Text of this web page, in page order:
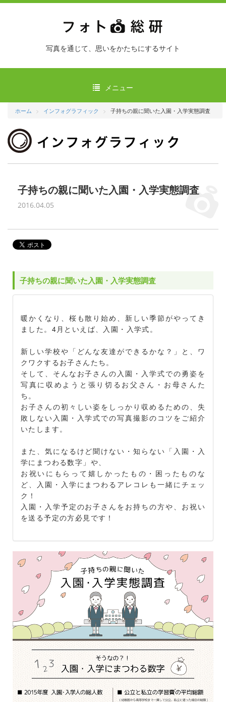
写真を通じて、思いをかたちにするサイト
メニュー
ホーム インフォグラフィック 子持ちの親に聞いた入園・入学実態調査
子持ちの親に聞いた入園・入学実態調査
2016.04.05
子持ちの親に聞いた入園・入学実態調査
暖かくなり、桜も散り始め、新しい季節がやってき
ました。4月といえば、入園・入学式。
新しい学校や「どんな友達ができるかな？」と、ワ
クワクするお子さんたち。
そして、そんなお子さんの入園・入学式での勇姿を
写真に収めようと張り切るお父さん・お母さんた
ち。
お子さんの初々しい姿をしっかり収めるための、失
敗しない入園・入学式での写真撮影のコツをご紹介
いたします。
また、気になるけど聞けない・知らない「入園・入
学にまつわる数字」や、
お祝いにもらって嬉しかったもの・困ったものな
ど、入園・入学にまつわるアレコレも一緒にチェッ
ク！
入園・入学予定のお子さんをお持ちの方や、お祝い
を送る予定の方必見です！